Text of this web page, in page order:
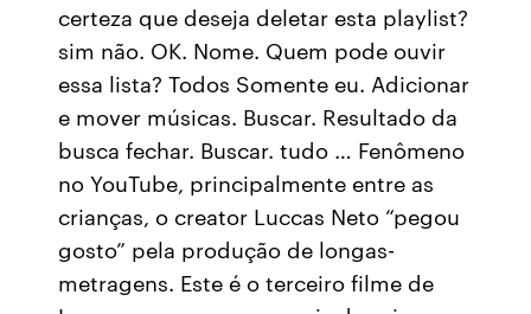
certeza que deseja deletar esta playlist?
sim não. OK. Nome. Quem pode ouvir
essa lista? Todos Somente eu. Adicionar
e mover músicas. Buscar. Resultado da
busca fechar. Buscar. tudo … Fenômeno
no YouTube, principalmente entre as
crianças, o creator Luccas Neto “pegou
gosto” pela produção de longas-
metragens. Este é o terceiro filme de